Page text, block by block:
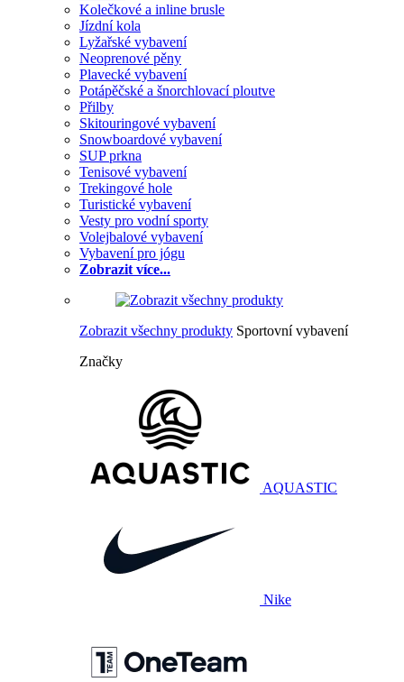
Kolečkové a inline brusle
Jízdní kola
Lyžařské vybavení
Neoprenové pěny
Plavecké vybavení
Potápěčské a šnorchlovací ploutve
Přilby
Skitouringové vybavení
Snowboardové vybavení
SUP prkna
Tenisové vybavení
Trekingové hole
Turistické vybavení
Vesty pro vodní sporty
Volejbalové vybavení
Vybavení pro jógu
Zobrazit více...
Zobrazit všechny produkty Sportovní vybavení
Značky
AQUASTIC
Nike